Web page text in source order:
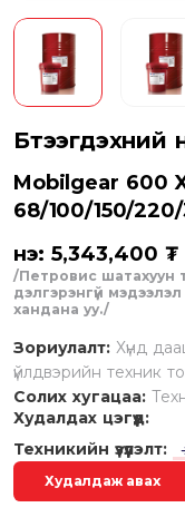
Бүтээгдэхүүний
Mobilgear 600
68/100/150/
Үнэ: 5,343,400 ₮
/Петровис шатахуун
дэлгэрэнгүй
хандана уу./
Зориулалт: Хүнд
үйлдвэрийн техник
Солих хугацаа:
Худалдах цэгүүд:
Техникийн үзүүлэлт:
Худалдаж авах